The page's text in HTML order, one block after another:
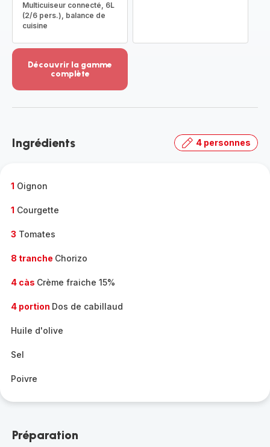
Multicuiseur connecté, 6L
(2/6 pers.), balance de
cuisine
Découvrir la gamme
complète
-
gamme
Ingrédients 4 personnes
1 Oignon
1 Courgette
3 Tomates
8 tranche Chorizo
4 càs Crème fraiche 15%
4 portion Dos de cabillaud
Huile d'olive
Sel
Poivre
Préparation